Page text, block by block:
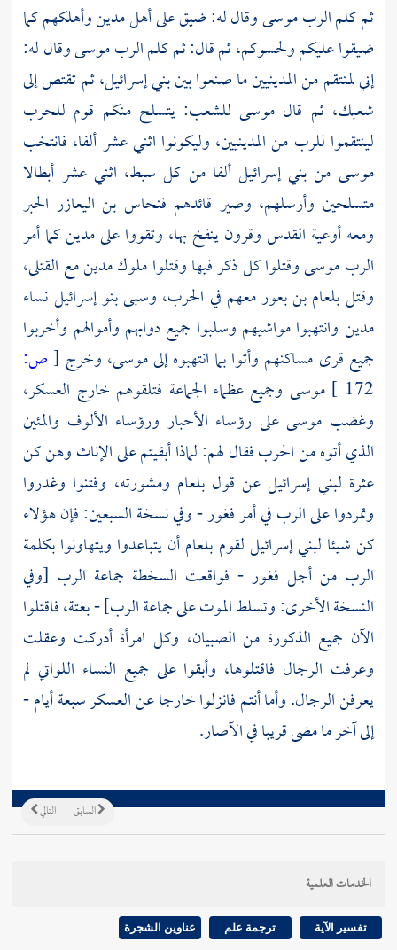
ثم كلم الربموسىوقال له: ضيق على أهلمدينوأهلكهم كما
ضيقوا عليكم ولحسوكم، ثم قال: ثم كلم الربموسىوقال له:
إني لمنتقم من المدينيين ما صنعوا بين بني إسرائيل، ثم تقتص إلى
شعبك، ثم قال موسى للشعب: يتسلح منكم قوم للحرب
لينتقموا للرب من المدينيين، وليكونوا اثني عشر ألفا، فانتخب
موسى من بني إسرائيل ألفا من كل سبط، اثني عشر أبطالا
متسلحين وأرسلهم، وصير قائدهم فنحاس بن اليعازر الحبر
ومعه أوعية القدس وقرون ينفخ بها، وتقووا على مدين كما أمر
الربموسىوقتلوا كل ذكر فيها وقتلوا ملوك مدين مع القتلى،
وقتلبلعام بن بعورمعهم في الحرب، وسبى بنو إسرائيل نساء
مدين وانتهبوا مواشيهم وسلبوا جميع دوابهم وأموالهم وأخربوا
جميع قرى مساكنهم وأتوا بما انتهبوه إلىموسى، وخرج [ص:
172 ]
موسى وجميع عظماء الجماعة فتلقوهم خارج العسكر،
وغضب موسىعلى رؤساء الأحبار ورؤساء الألوف والمئين
الذي أتوه من الحرب فقال لهم: لماذا أبقيتم على الإناث وهن كن
عثرة لبني إسرائيل عن قولبلعام ومشورته، وفتنوا وغدروا
وتمردوا على الرب في أمر فغور - وفي نسخة السبعين: فإن هؤلاء
كن شيئا لبني إسرائيل لقوم بلعامأن يتباعدوا ويتهاونوا بكلمة
الرب من أجل فغور - فواقعت السخطة جماعة الرب [وفي
النسخة الأخرى: وتسلط الموت على جماعة الرب] - بغتة، فاقتلوا
الآن جميع الذكورة من الصبيان، وكل امرأة أدركت وعقلت
وعرفت الرجال فاقتلوها، وأبقوا على جميع النساء اللواتي لم
يعرفن الرجال. وأما أنتم فانزلوا خارجا عن العسكر سبعة أيام -
إلى آخر ما مضى قريبا في الآصار.
التالي السابق
الخدمات العلمية
تفسير الآية ترجمة علم عناوين الشجرة